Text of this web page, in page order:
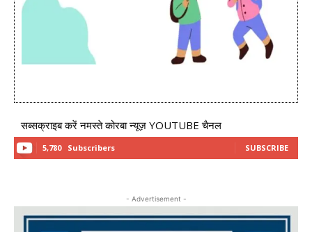
सब्सक्राइब करें नमस्ते कोरबा न्यूज़ YOUTUBE चैनल
5,780 Subscribers SUBSCRIBE
- Advertisement -